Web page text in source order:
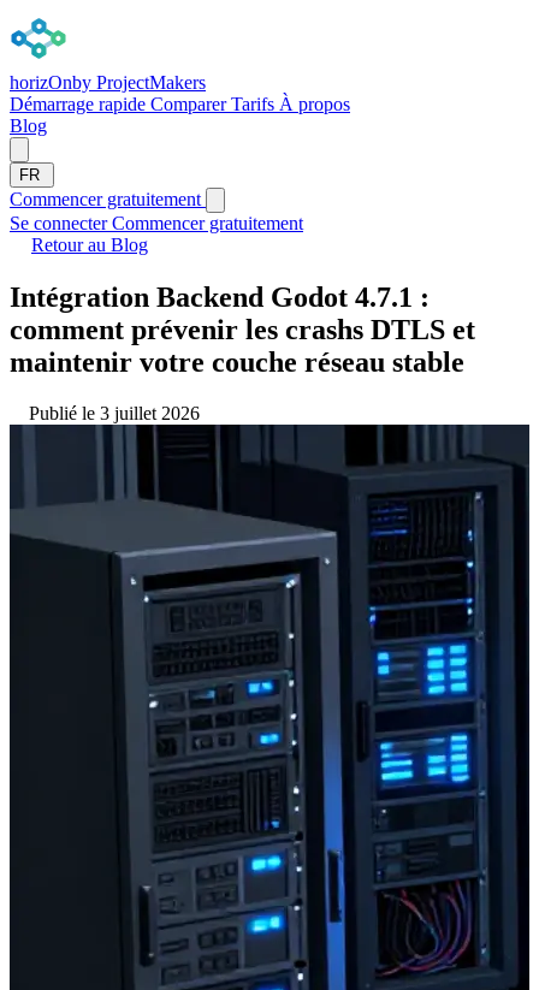
horizOnby ProjectMakers
Démarrage rapide ComparerTarifs À propos
Blog
FR
Commencer gratuitement
Se connecterCommencer gratuitement
Retour au Blog
Intégration Backend Godot 4.7.1 :
comment prévenir les crashs DTLS et
maintenir votre couche réseau stable
Publié le 3 juillet 2026